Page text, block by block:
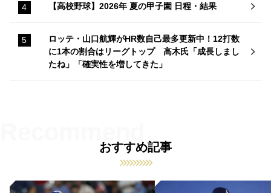
【高校野球】2026年 夏の甲子園 日程・結果
ロッテ・山口航輝がHR数自己最多更新中！12打数
に1本の割合はリーグトップ 高木氏「成長しまし
たね」「確実性を増してきた」
おすすめ記事